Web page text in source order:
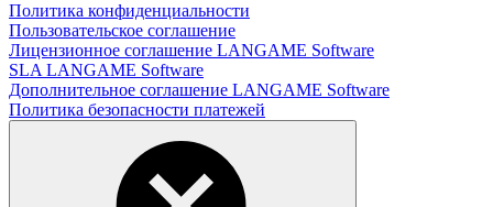
Политика конфиденциальности
Пользовательское соглашение
Лицензионное соглашение LANGAME Software
SLA LANGAME Software
Дополнительное соглашение LANGAME Software
Политика безопасности платежей